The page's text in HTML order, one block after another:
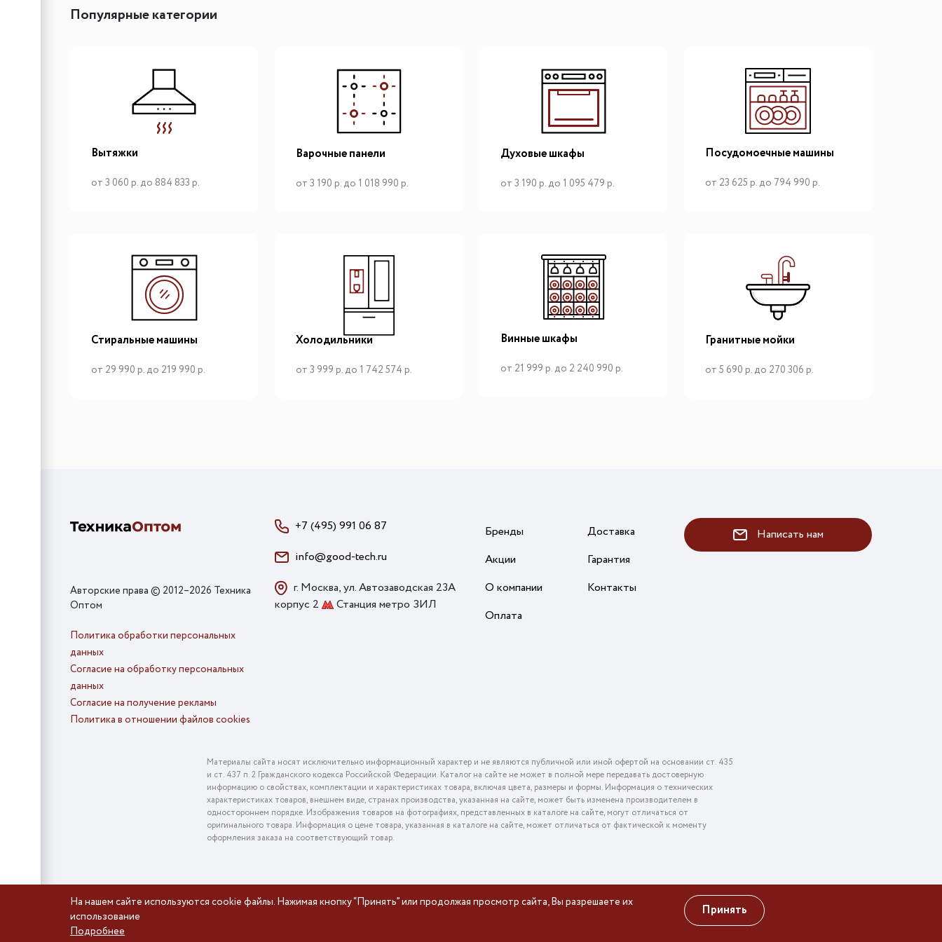
Популярные категории
Вытяжки
от 3 060 р. до 884 833 р.
Варочные панели
от 3 190 р. до 1 018 990 р.
Духовые шкафы
от 3 190 р. до 1 095 479 р.
Посудомоечные машины
от 23 625 р. до 794 990 р.
Стиральные машины
от 29 990 р. до 219 990 р.
Холодильники
от 3 999 р. до 1 742 574 р.
Винные шкафы
от 21 999 р. до 2 240 990 р.
Гранитные мойки
от 5 690 р. до 270 306 р.
На нашем сайте используются cookie файлы. Нажимая кнопку “Принять” или продолжая просмотр сайта, Вы разрешаете их
использование
Подробнее
Принять
Авторские права © 2012–2026 Техника
Оптом
Политика обработки персональных
данных
Согласие на обработку персональных
данных
Согласие на получение рекламы
Политика в отношении файлов cookies
+7 (495) 991 06 87
info@good-tech.ru
г. Москва, ул. Автозаводская 23А
корпус 2
Станция метро ЗИЛ
Бренды
Акции
О компании
Оплата
Доставка
Гарантия
Контакты
Написать нам
Материалы сайта носят исключительно информационный характер и не являются публичной или иной офертой на основании ст. 435
и ст. 437 п. 2 Гражданского кодекса Российской Федерации. Каталог на сайте не может в полной мере передавать достоверную
информацию о свойствах, комплектации и характеристиках товара, включая цвета, размеры и формы. Информация о технических
характеристиках товаров, внешнем виде, странах производства, указанная на сайте, может быть изменена производителем в
одностороннем порядке. Изображения товаров на фотографиях, представленных в каталоге на сайте, могут отличаться от
оригинального товара. Информация о цене товара, указанная в каталоге на сайте, может отличаться от фактической к моменту
оформления заказа на соответствующий товар.